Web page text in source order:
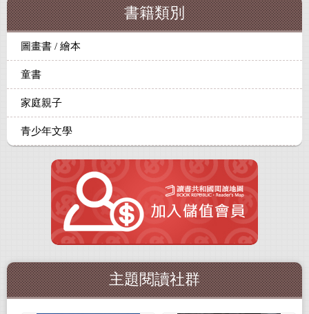
書籍類別
圖畫書 / 繪本
童書
家庭親子
青少年文學
主題閱讀社群